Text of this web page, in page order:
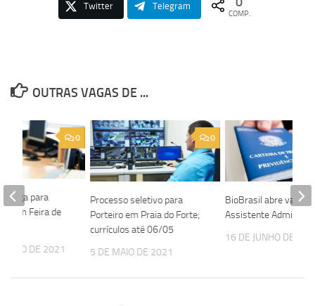
Twitter Telegram
COMP.
OUTRAS VAGAS DE ...
0
Processo seletivo para
Porteiro em Praia do Forte;
currículos até 06/05
5 DE MAIO DE 2021
BioBrasil abre vaga
Assistente
16 DE JUNHO DE
0
vaga para
em Feira de
DE 2021